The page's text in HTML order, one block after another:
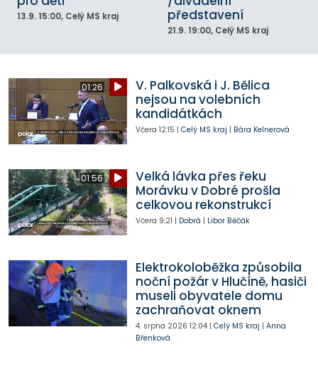
13.9. 15:00, Celý MS kraj
představení
21.9. 19:00, Celý MS kraj
01:26
V. Palkovská i J. Bělica
nejsou na volebních
kandidátkách
Včera 12:15 | Celý MS kraj | Bára Kelnerová
01:56
Velká lávka přes řeku
Morávku v Dobré prošla
celkovou rekonstrukcí
Včera 9:21 | Dobrá | Libor Běčák
Elektrokoloběžka způsobila
noční požár v Hlučíně, hasiči
museli obyvatele domu
zachraňovat oknem
4. srpna 2026 12:04| Celý MS kraj | Anna
Břenková